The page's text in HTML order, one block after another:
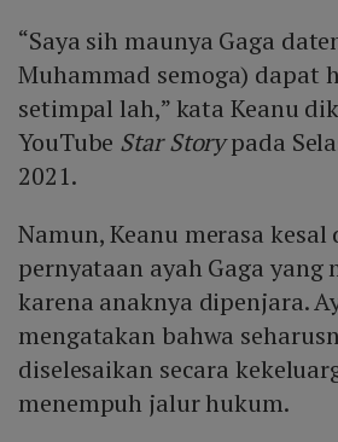
“Saya sih maunya Gaga
Muhammad semoga) dapat
setimpal lah,” kata Keanu
YouTube Star Storypada
2021.
Namun, Keanu merasa kesal
pernyataan ayah Gaga yang
karena anaknya dipenjara.
mengatakan bahwa
diselesaikan secara
menempuh jalur hukum.